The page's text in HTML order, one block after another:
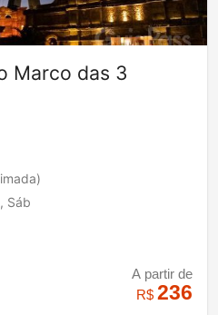
Marco das 3
Sáb
A partir de
R$ 236